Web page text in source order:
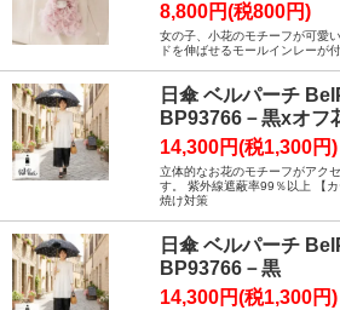
8,800円(税800円)
女の子、小花のモチーフが可愛
ドを伸ばせるモールインレーが
日傘 ベルパーチ
BP93766－黒xオフ
14,300円(税1,300円)
立体的なお花のモチーフがアク
す。 紫外線遮蔽率99％以上 【
焼け対策
日傘 ベルパーチ
BP93766－黒
14,300円(税1,300円)